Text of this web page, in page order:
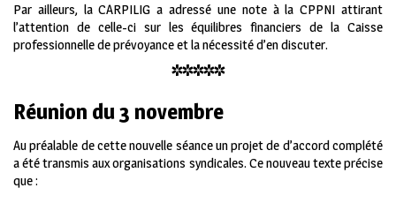
Par ailleurs, la CARPILIG a adressé une note à la CPPNI attirant
l’attention de celle-ci sur les équilibres financiers de la Caisse
professionnelle de prévoyance et la nécessité d’en discuter.
*****
Réunion du 3 novembre
Au préalable de cette nouvelle séance un projet de d’accord complété
a été transmis aux organisations syndicales. Ce nouveau texte précise
que :